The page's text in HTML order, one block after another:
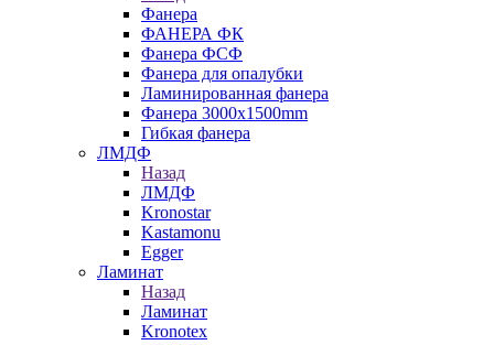
Фанера
ФАНЕРА ФК
Фанера ФСФ
Фанера для опалубки
Ламинированная фанера
Фанера 3000х1500mm
Гибкая фанера
ЛМДФ
Назад
ЛМДФ
Kronostar
Kastamonu
Egger
Ламинат
Назад
Ламинат
Kronotex